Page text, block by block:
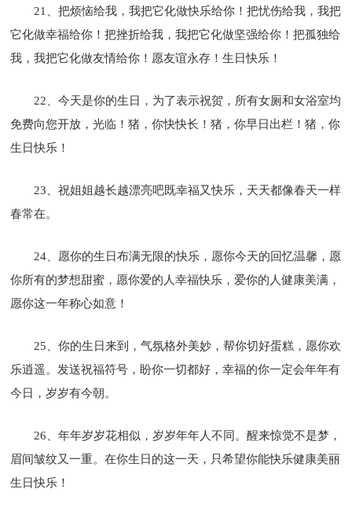
21、把烦恼给我，我把它化做快乐给你！把忧伤给我，我把
它化做幸福给你！把挫折给我，我把它化做坚强给你！把孤独给
我，我把它化做友情给你！愿友谊永存！生日快乐！
22、今天是你的生日，为了表示祝贺，所有女厕和女浴室均
免费向您开放，光临！猪，你快快长！猪，你早日出栏！猪，你
生日快乐！
23、祝姐姐越长越漂亮吧既幸福又快乐，天天都像春天一样
春常在。
24、愿你的生日布满无限的快乐，愿你今天的回忆温馨，愿
你所有的梦想甜蜜，愿你爱的人幸福快乐，爱你的人健康美满，
愿你这一年称心如意！
25、你的生日来到，气氛格外美妙，帮你切好蛋糕，愿你欢
乐逍遥。发送祝福符号，盼你一切都好，幸福的你一定会年年有
今日，岁岁有今朝。
26、年年岁岁花相似，岁岁年年人不同。醒来惊觉不是梦，
眉间皱纹又一重。在你生日的这一天，只希望你能快乐健康美丽
生日快乐！